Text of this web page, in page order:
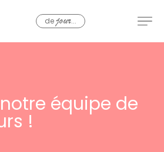
dejour...
équipe de
!